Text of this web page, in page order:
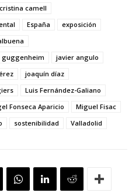
cristina camell
España
exposición
guggenheim
javier angulo
joaquín díaz
Luis Fernández-Galiano
Fonseca Aparicio
Miguel Fisac
sostenibilidad Valladolid